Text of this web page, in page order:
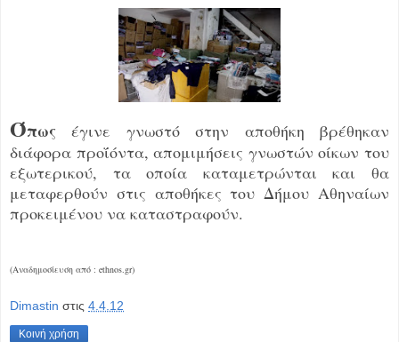
Όπως έγινε γνωστό στην αποθήκη βρέθηκαν
διάφορα προΐόντα, απομιμήσεις γνωστών οίκων του
εξωτερικού, τα οποία καταμετρώνται και θα
μεταφερθούν στις αποθήκες του Δήμου Αθηναίων
προκειμένου να καταστραφούν.
(Αναδημοσίευση από : ethnos.gr)
Dimastin στις 4.4.12
Κοινή χρήση